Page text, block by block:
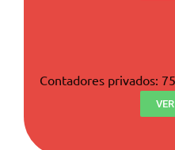
Contadores privados: